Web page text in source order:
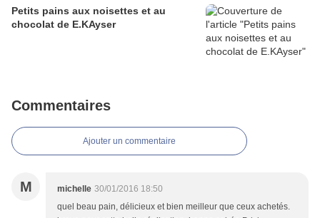
Petits pains aux noisettes et au
chocolat de E.KAyser
Commentaires
Ajouter un commentaire
M michelle 30/01/2016 18:50
quel beau pain, délicieux et bien meilleur que ceux achetés.